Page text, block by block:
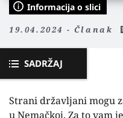
Informacija o slici
19.04.2024 - Članak
SADRŽAJ
Strani državljani mogu
u Nemačkoj. Za to vam